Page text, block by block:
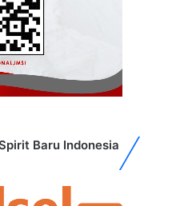
Baru Indonesia